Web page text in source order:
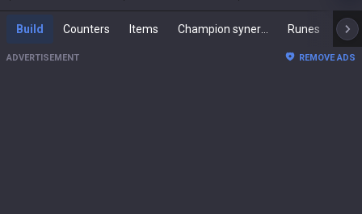
Build Counters Items Runes
ADVERTISEMENT REMOVE ADS